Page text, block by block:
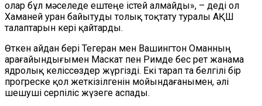
олар бұл мәселеде ештеңе істей алмайды», – деді ол
Хаманей уран байытуды толық тоқтату туралы АҚШ
талаптарын кері қайтарды.
Өткен айдан бері Тегеран мен Вашингтон Оманның
арағайындығымен Маскат пен Римде бес рет жанама
ядролық келіссөздер жүргізді. Екі тарап та белгілі бір
прогреске қол жеткізілгенін мойындағанымен, әлі
шешуші серпіліс жүзеге аспады.